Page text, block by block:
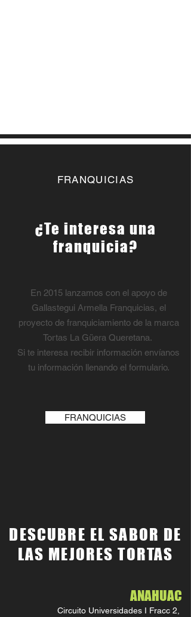
FRANQUICIAS
¿Te interesa una
franquicia?
En 2015 lanzamos con el apoyo de
Gallastegui Armella Franquicias, el
proyecto de franquiciamiento de la marca
Tortas La Güera Queretana.
Si te interesa recibir información envíanos
tu información llenando el formulario.
FRANQUICIAS
DESCUBRE EL SABOR DE
LAS MEJORES TORTAS
ANAHUAC
Circuito Universidades I Fracc 2,